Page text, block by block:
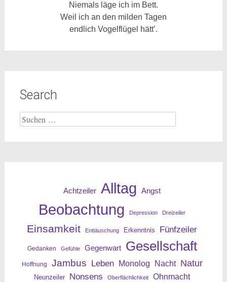
Niemals läge ich im Bett.
Weil ich an den milden Tagen
endlich Vogelflügel hätt’.
Search
Suche
nach:
Achtzeiler Alltag Angst
Beobachtung Depression Dreizeiler
Einsamkeit Enttäuschung Erkenntnis Fünfzeiler
Gedanken Gefühle Gegenwart Gesellschaft
Hoffnung Jambus Leben Monolog Nacht Natur
Neunzeiler Nonsens Oberflächlichkeit
Ohnmacht